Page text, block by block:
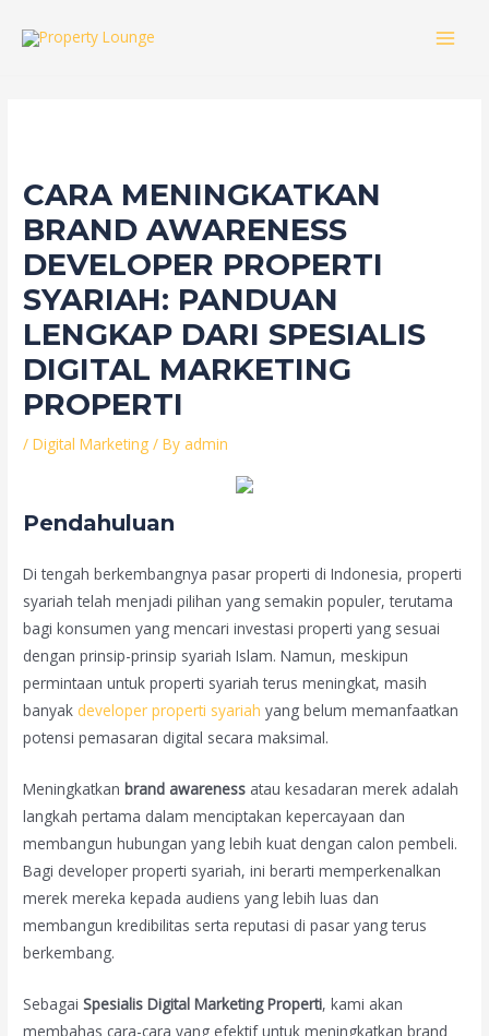
CARA MENINGKATKAN
BRAND AWARENESS
DEVELOPER PROPERTI
SYARIAH: PANDUAN
LENGKAP DARI SPESIALIS
DIGITAL MARKETING
PROPERTI
/Digital Marketing / By admin
Pendahuluan
Di tengah berkembangnya pasar properti di Indonesia, properti
syariah telah menjadi pilihan yang semakin populer, terutama
bagi konsumen yang mencari investasi properti yang sesuai
dengan prinsip-prinsip syariah Islam. Namun, meskipun
permintaan untuk properti syariah terus meningkat, masih
banyak developer properti syariah yang belum memanfaatkan
potensi pemasaran digital secara maksimal.
Meningkatkanbrand awareness atau kesadaran merek adalah
langkah pertama dalam menciptakan kepercayaan dan
membangun hubungan yang lebih kuat dengan calon pembeli.
Bagi developer properti syariah, ini berarti memperkenalkan
merek mereka kepada audiens yang lebih luas dan
membangun kredibilitas serta reputasi di pasar yang terus
berkembang.
SebagaiSpesialis Digital Marketing Properti, kami akan
membahas cara-cara yang efektif untuk meningkatkan brand